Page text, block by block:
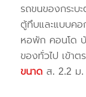
รถขนของกระบ
ตู้ทึบและแบบคอ
หอพัก คอนโด
ของทั่วไป เข้า
ขนาด ส. 2.2 ม